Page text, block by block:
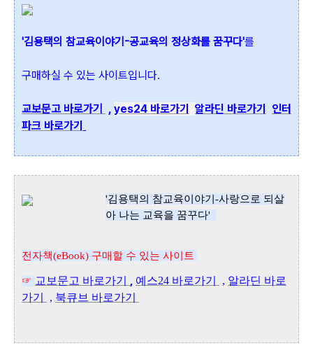
'김용택의 참교육이야기-공교육의 정상화를 꿈꾸다'를
구매하실 수 있는 사이트입니다.
교보문고 바로가기 , yes24 바로가기 알라딘 바로가기
인터
파크 바로가기
'김용택의 참교육이야기-사랑으로 되살
아 나는 교육을 꿈꾸다'
전자책(eBook) 구매할 수 있는 사이트
☞ 교보문고 바로가기 , 예스24 바로가기 , 알라딘 바로
가기
, 북큐브 바로가기